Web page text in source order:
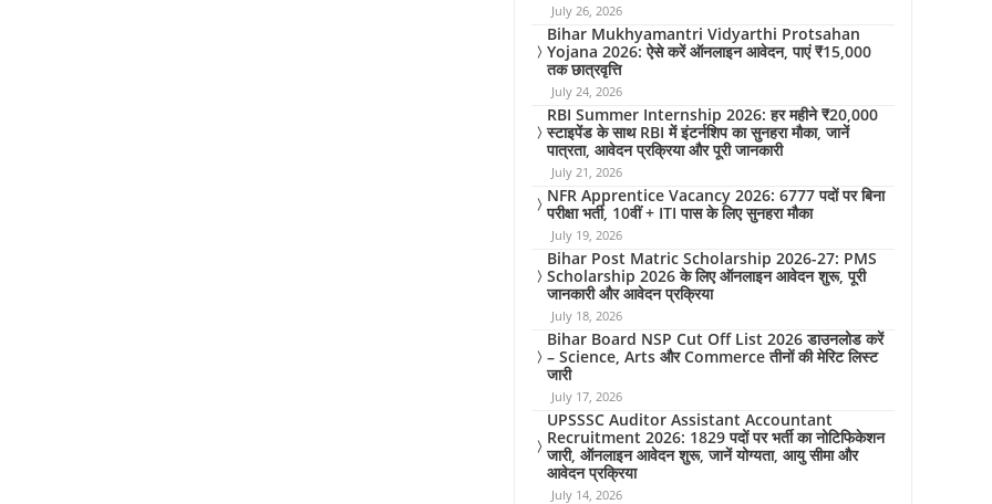
July 26, 2026
Bihar Mukhyamantri Vidyarthi Protsahan
Yojana 2026: ऐसे करें ऑनलाइन आवेदन, पाएं ₹15,000
तक छात्रवृत्ति
July 24, 2026
RBI Summer Internship 2026: हर महीने ₹20,000
स्टाइपेंड के साथ RBI में इंटर्नशिप का सुनहरा मौका, जानें
पात्रता, आवेदन प्रक्रिया और पूरी जानकारी
July 21, 2026
NFR Apprentice Vacancy 2026: 6777 पदों पर बिना
परीक्षा भर्ती, 10वीं + ITI पास के लिए सुनहरा मौका
July 19, 2026
Bihar Post Matric Scholarship 2026-27: PMS
Scholarship 2026 के लिए ऑनलाइन आवेदन शुरू, पूरी
जानकारी और आवेदन प्रक्रिया
July 18, 2026
Bihar Board NSP Cut Off List 2026 डाउनलोड करें
– Science, Arts और Commerce तीनों की मेरिट लिस्ट
जारी
July 17, 2026
UPSSSC Auditor Assistant Accountant
Recruitment 2026: 1829 पदों पर भर्ती का नोटिफिकेशन
जारी, ऑनलाइन आवेदन शुरू, जानें योग्यता, आयु सीमा और
आवेदन प्रक्रिया
July 14, 2026